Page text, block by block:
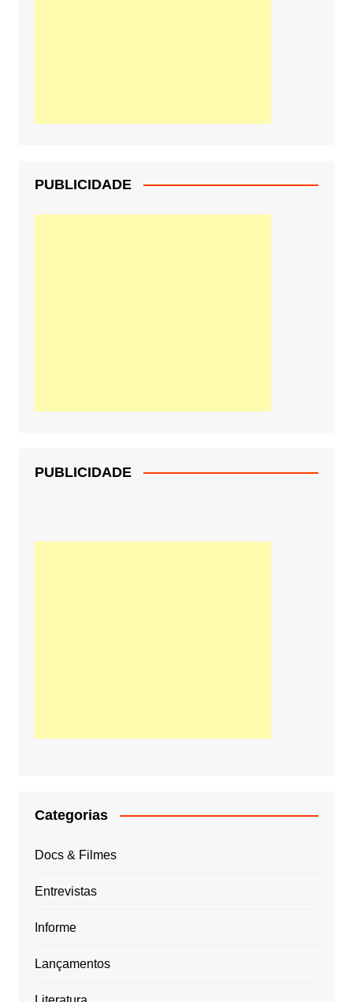
PUBLICIDADE
PUBLICIDADE
Categorias
Docs & Filmes
Entrevistas
Informe
Lançamentos